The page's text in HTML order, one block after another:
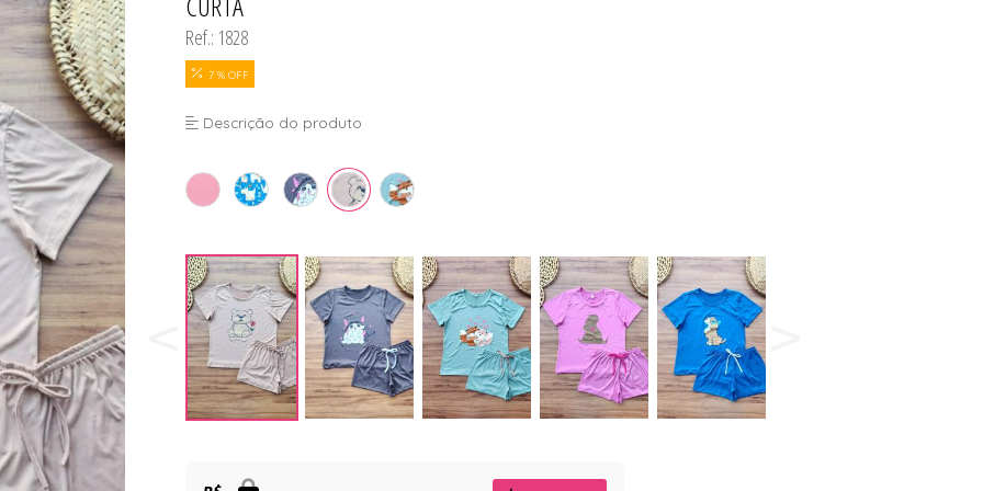
Ref.: 1828
7 % OFF
Descrição do produto